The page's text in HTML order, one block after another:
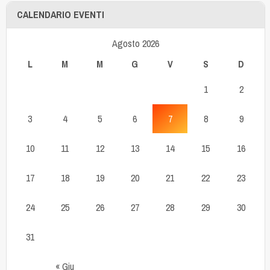
CALENDARIO EVENTI
Agosto 2026
L
M M G V S D
« Giu
1 2
3 4 5 6 7 8 9
10 11 12 13 14 15 16
17 18 19 20 21 22 23
24 25 26 27 28 29 30
31